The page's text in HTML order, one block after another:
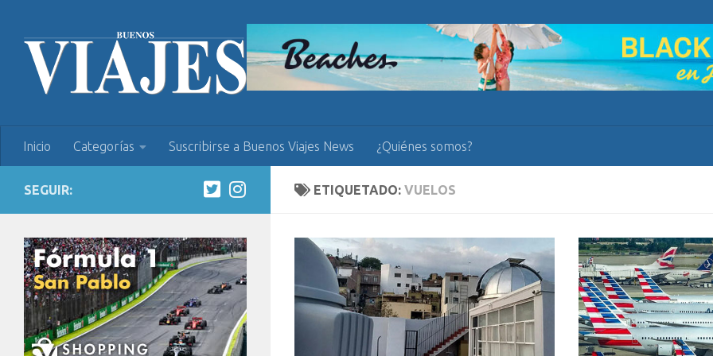
Inicio Categorías Suscribirse a Buenos Viajes News ¿Quiénes somos?
ETIQUETADO: VUELOS
SEGUIR: